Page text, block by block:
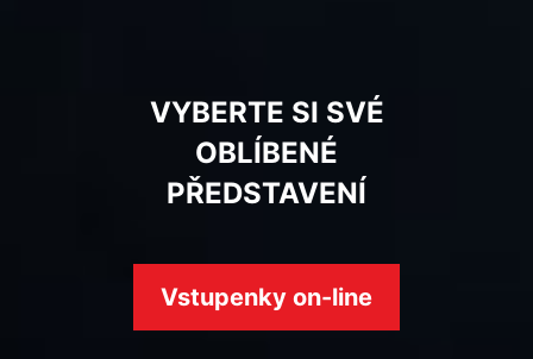
VYBERTE SI SVÉ
OBLÍBENÉ
PŘEDSTAVENÍ
Vstupenky on-line